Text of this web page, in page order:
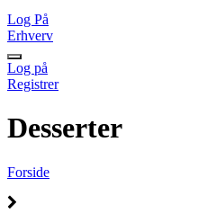
Log På
Erhverv
Log på
Registrer
Desserter
Forside